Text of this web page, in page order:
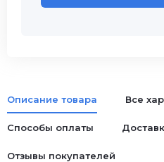
Описание товара Все
Способы оплаты
Отзывы покупателей